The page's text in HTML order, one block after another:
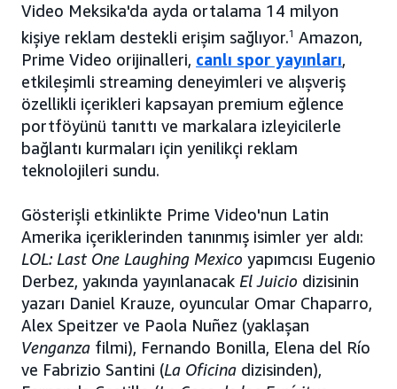
Video Meksika'da ayda ortalama 14 milyon
kişiye reklam destekli erişim sağlıyor.1 Amazon,
Prime Video orijinalleri, canlı spor yayınları,
etkileşimli streaming deneyimleri ve alışveriş
özellikli içerikleri kapsayan premium eğlence
portföyünü tanıttı ve markalara izleyicilerle
bağlantı kurmaları için yenilikçi reklam
teknolojileri sundu.
Gösterişli etkinlikte Prime Video'nun Latin
Amerika içeriklerinden tanınmış isimler yer aldı:
LOL: Last One Laughing Mexico yapımcısı Eugenio
Derbez, yakında yayınlanacak El Juicio dizisinin
yazarı Daniel Krauze, oyuncular Omar Chaparro,
Alex Speitzer ve Paola Nuñez (yaklaşan
Venganza filmi), Fernando Bonilla, Elena del Río
ve Fabrizio Santini (La Oficina dizisinden),